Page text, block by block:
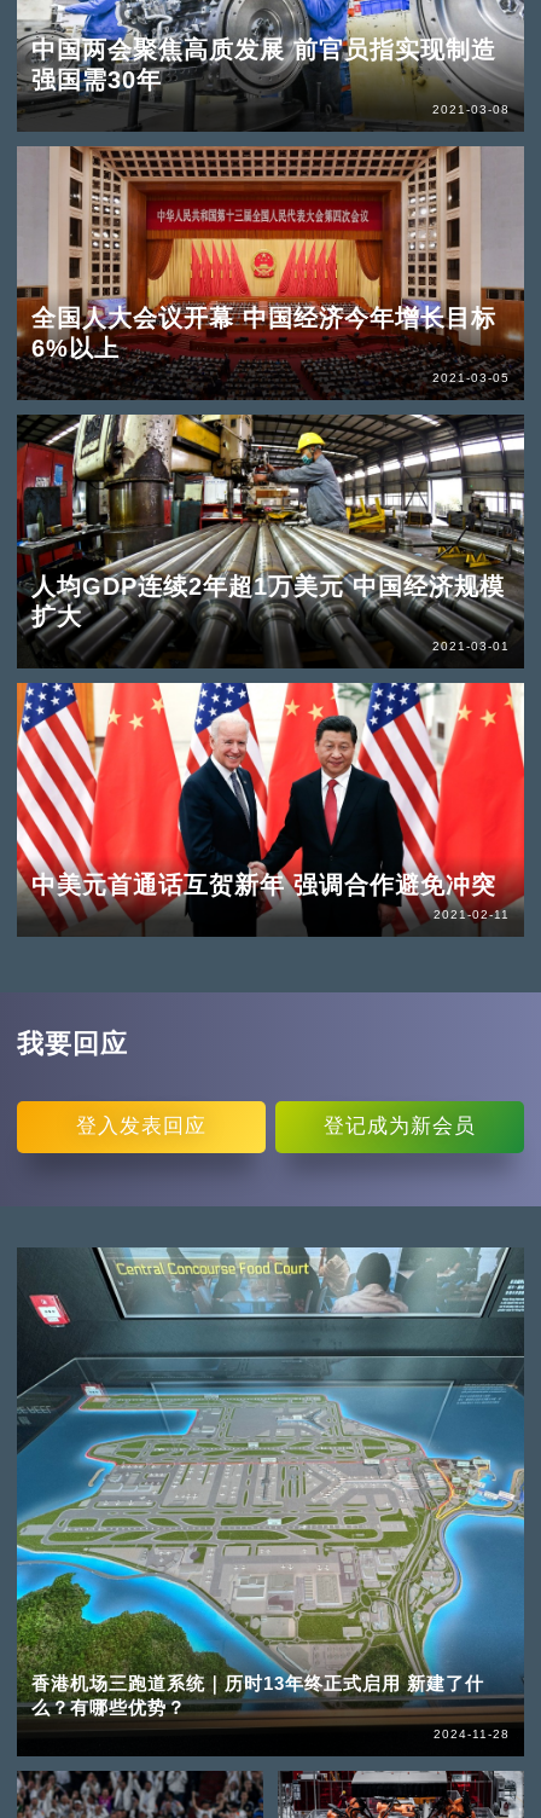
中国两会聚焦高质发展 前官员指实现制造
强国需30年
2021-03-08
全国人大会议开幕 中国经济今年增长目标
6%以上
2021-03-05
人均GDP连续2年超1万美元 中国经济规模
扩大
2021-03-01
中美元首通话互贺新年 强调合作避免冲突
2021-02-11
我要回应
登入 发表回应 登记成为新会员
香港机场三跑道系统｜历时13年终正式启用 新建了什
么？有哪些优势？
2024-11-28